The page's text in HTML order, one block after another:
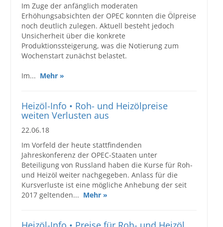
Im Zuge der anfänglich moderaten
Erhöhungsabsichten der OPEC konnten die Ölpreise
noch deutlich zulegen. Aktuell besteht jedoch
Unsicherheit über die konkrete
Produktionssteigerung, was die Notierung zum
Wochenstart zunächst belastet.
Im... Mehr »
Heizöl-Info • Roh- und Heizölpreise
weiten Verlusten aus
22.06.18
Im Vorfeld der heute stattfindenden
Jahreskonferenz der OPEC-Staaten unter
Beteiligung von Russland haben die Kurse für Roh-
und Heizöl weiter nachgegeben. Anlass für die
Kursverluste ist eine mögliche Anhebung der seit
2017 geltenden... Mehr »